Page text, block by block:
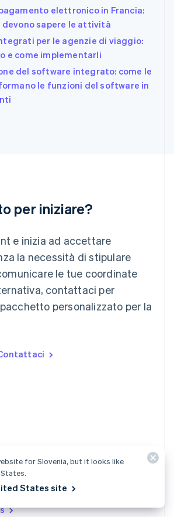
elettronico in Francia:
sapere le attività
per le agenzie di viaggio:
e come implementarli
del software integrato: come le
le funzioni del software in
per iniziare?
e inizia ad accettare
la necessità di stipulare
le tue coordinate
contattaci per
personalizzato per la
online e di persona in tutto il mondo
di pagamento sviluppata per
English
for Slovenia, but it looks like
States site